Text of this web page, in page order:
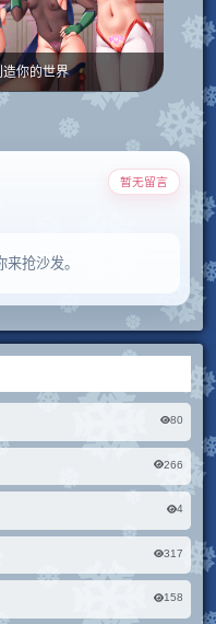
你的世界
暂无留言
抢沙发。
80
266
4
317
158